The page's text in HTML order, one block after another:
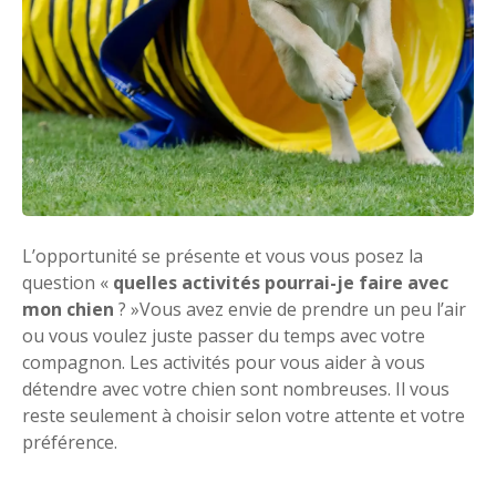
L’opportunité se présente et vous vous posez la
question « quelles activités pourrai-je faire avec
mon chien ? »Vous avez envie de prendre un peu l’air
ou vous voulez juste passer du temps avec votre
compagnon. Les activités pour vous aider à vous
détendre avec votre chien sont nombreuses. Il vous
reste seulement à choisir selon votre attente et votre
préférence.